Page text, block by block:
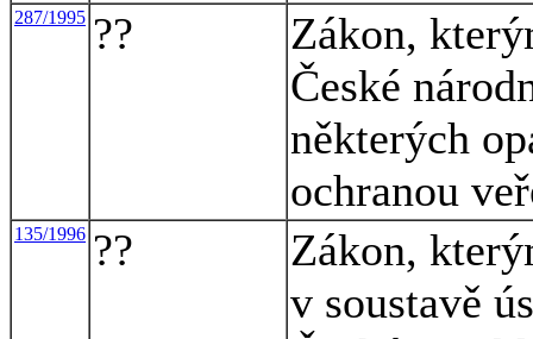
287/1995 ??
Zákon,
České
některých
ochranou
135/1996 ??
Zákon,
v soustavě